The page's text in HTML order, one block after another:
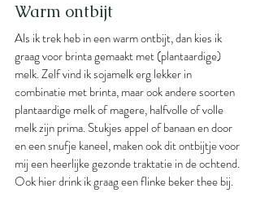
Warm ontbijt
Als ik trek heb in een warm ontbijt, dan kies ik
graag voor brinta gemaakt met (plantaardige)
melk. Zelf vind ik sojamelk erg lekker in
combinatie met brinta, maar ook andere soorten
plantaardige melk of magere, halfvolle of volle
melk zijn prima. Stukjes appel of banaan en door
en een snufje kaneel, maken ook dit ontbijtje voor
mij een heerlijke gezonde traktatie in de ochtend.
Ook hier drink ik graag een flinke beker thee bij.